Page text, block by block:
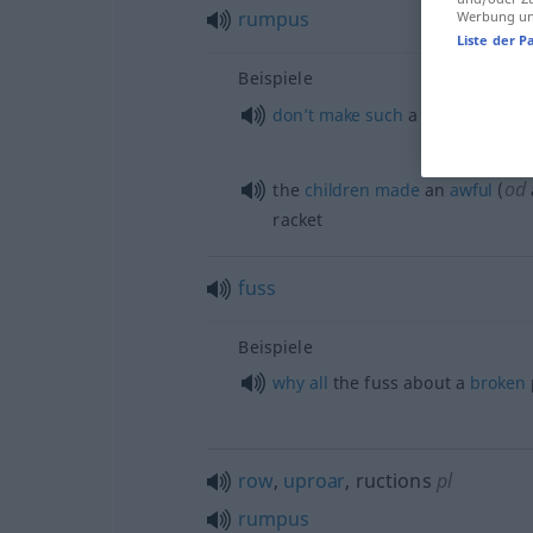
rumpus
Beispiele
don’t make such a racket on the
the children made an awful (od
racket
fuss
Beispiele
why all the fuss about a broken
row, uproar, ructions pl
rumpus
Werbung
Liste der